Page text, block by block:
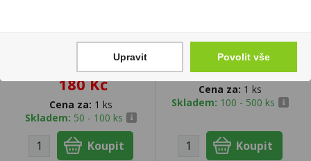
Sauvignon 0,75l Coral
180 Kč
Cena za: 1 ks
Skladem: 50 - 100 ks
139 Kč
Cena za: 1 ks
Skladem: 100 - 500 ks
Upravit Povolit vše